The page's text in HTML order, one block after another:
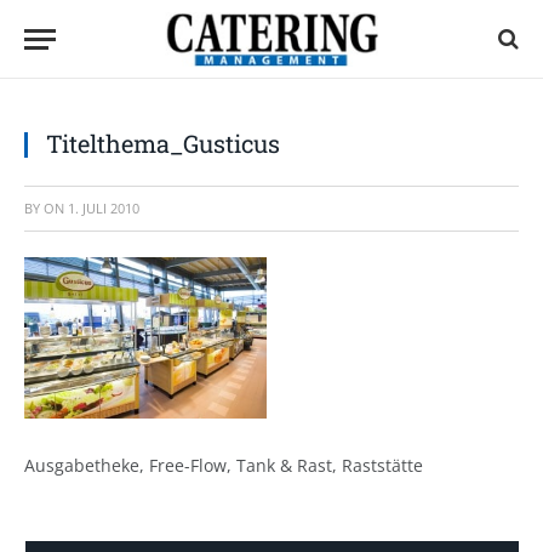
Titelthema_Gusticus
BY ON 1. JULI 2010
Ausgabetheke, Free-Flow, Tank & Rast, Raststätte